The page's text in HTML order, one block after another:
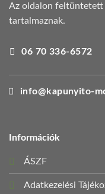
Az oldalon feltüntetett
tartalmaznak.
06 70 336-6572
info@kapunyito-
Információk
ÁSZF
Adatkezelési